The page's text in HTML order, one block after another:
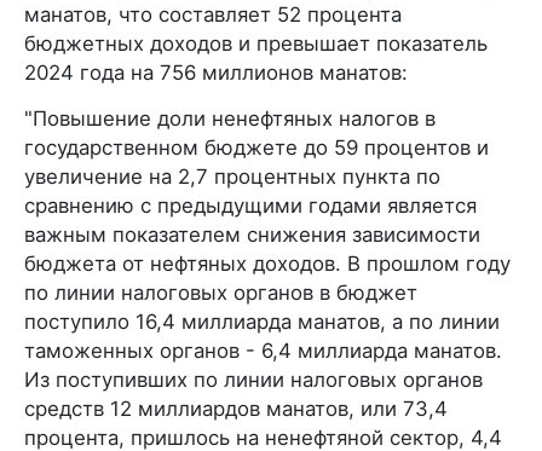
манатов, что составляет 52 процента
бюджетных доходов и превышает показатель
2024 года на 756 миллионов манатов:
"Повышение доли ненефтяных налогов в
государственном бюджете до 59 процентов и
увеличение на 2,7 процентных пункта по
сравнению с предыдущими годами является
важным показателем снижения зависимости
бюджета от нефтяных доходов. В прошлом году
по линии налоговых органов в бюджет
поступило 16,4 миллиарда манатов, а по линии
таможенных органов - 6,4 миллиарда манатов.
Из поступивших по линии налоговых органов
средств 12 миллиардов манатов, или 73,4
процента, пришлось на ненефтяной сектор, 4,4